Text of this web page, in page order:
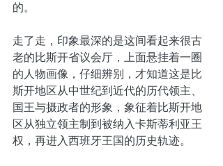
的。
走了走，印象最深的是这间看起来很古
老的比斯开省议会厅，上面悬挂着一圈
的人物画像，仔细辨别，才知道这是比
斯开地区从中世纪到近代的历代领主、
国王与摄政者的形象，象征着比斯开地
区从独立领主制到被纳入卡斯蒂利亚王
权，再进入西班牙王国的历史轨迹。